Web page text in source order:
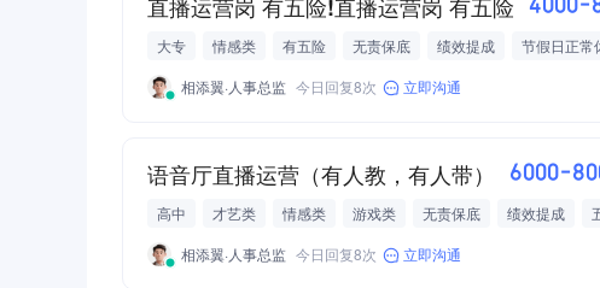
直播运营岗 有五险!直播运营岗 有五险 4000-
大专 情感类 有五险 无责保底 绩效提成 节假日正常
无加班
相添翼·人事总监 今日回复8次 立即沟通
语音厅直播运营（有人教，有人带） 6000-
高中 才艺类 情感类 游戏类 无责保底 绩效提成
节日福利
相添翼·人事总监 今日回复8次 立即沟通